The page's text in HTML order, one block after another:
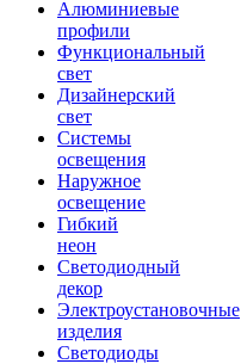
Алюминиевые
профили
Функциональный
свет
Дизайнерский
свет
Системы
освещения
Наружное
освещение
Гибкий
неон
Светодиодный
декор
Электроустановочные
изделия
Светодиоды